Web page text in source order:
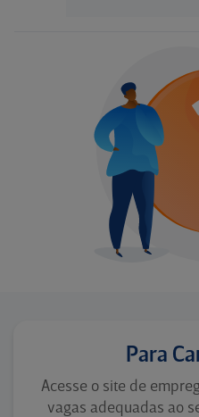
Para
Acesse o site de
vagas adequadas ao